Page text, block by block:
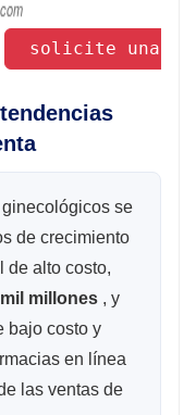
solicite una
se
de crecimiento
de alto costo,
millones , y
bajo costo y
en línea
las ventas de